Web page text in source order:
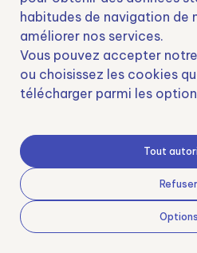
Samoving, S.L. En el marco del Programa
de ICEX y con la cofinanciación del fondo
apoyo es contribuir al desarrollo
Una manera de
habitudes de navigation de
améliorer nos services.
Vous pouvez accepter notre
ou choisissez les cookies
télécharger parmi les
Tout
Refuser
Options